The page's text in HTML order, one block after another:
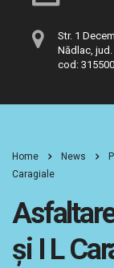
Str. 1
Nădlac, jud.
cod: 315500
Home News
Caragiale
și I L